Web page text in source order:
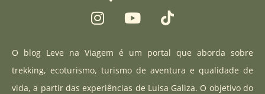
I
n
t
a
g
Y
o
t
u
b
T
i
t
o
k
O blog Leve na Viagem é um portal que aborda sobre
trekking, ecoturismo, turismo de aventura e qualidade de
vida, a partir das experiências de Luisa Galiza. O objetivo do